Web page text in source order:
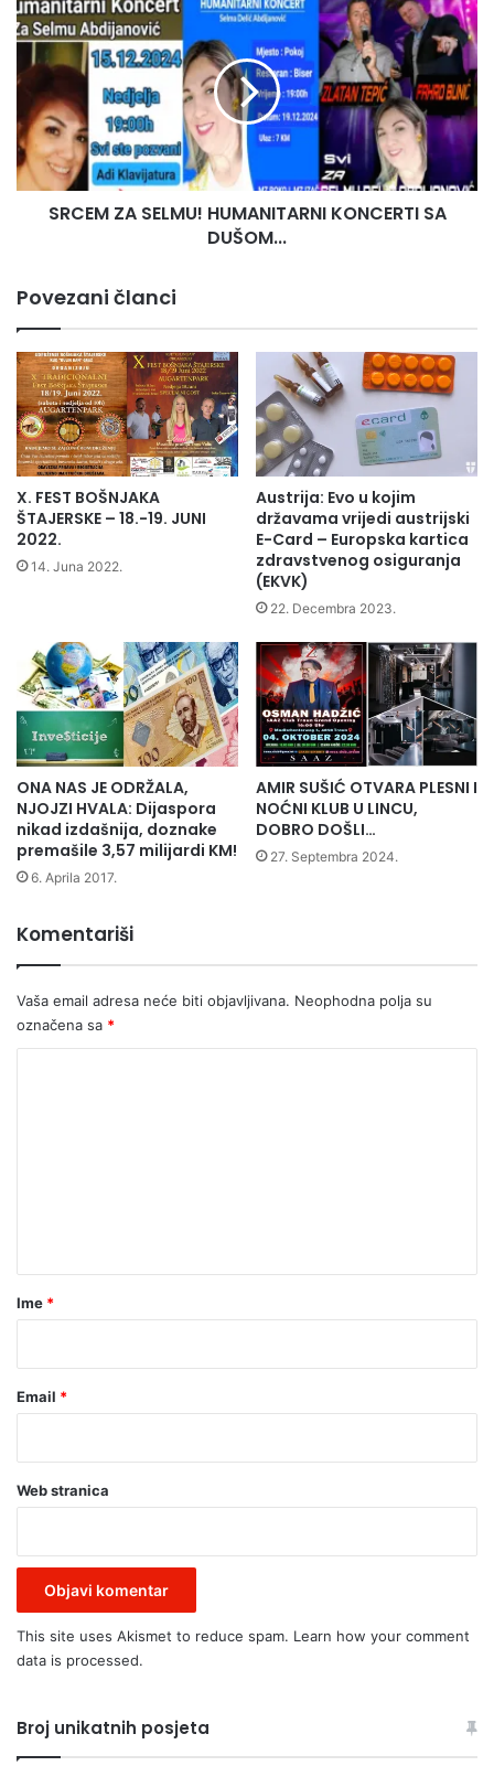
pomoći
bujrum…
ZA
SELMU!
HUMANITARNI
KONCERTI
SA
DUŠOM...
SRCEM ZA SELMU! HUMANITARNI KONCERTI SA
DUŠOM...
Povezani članci
X. FEST BOŠNJAKA
ŠTAJERSKE – 18.-19. JUNI
2022.
14. Juna 2022.
Austrija: Evo u kojim
državama vrijedi austrijski
E-Card – Europska kartica
zdravstvenog osiguranja
(EKVK)
22. Decembra 2023.
ONA NAS JE ODRŽALA,
NJOJZI HVALA: Dijaspora
nikad izdašnija, doznake
premašile 3,57 milijardi KM!
6. Aprila 2017.
AMIR SUŠIĆ OTVARA PLESNI I
NOĆNI KLUB U LINCU,
DOBRO DOŠLI…
27. Septembra 2024.
Komentariši
Vaša email adresa neće biti objavljivana. Neophodna polja su
označena sa *
r
Ime *
Email *
Web stranica
This site uses Akismet to reduce spam. Learn how your comment
data is processed.
Broj unikatnih posjeta